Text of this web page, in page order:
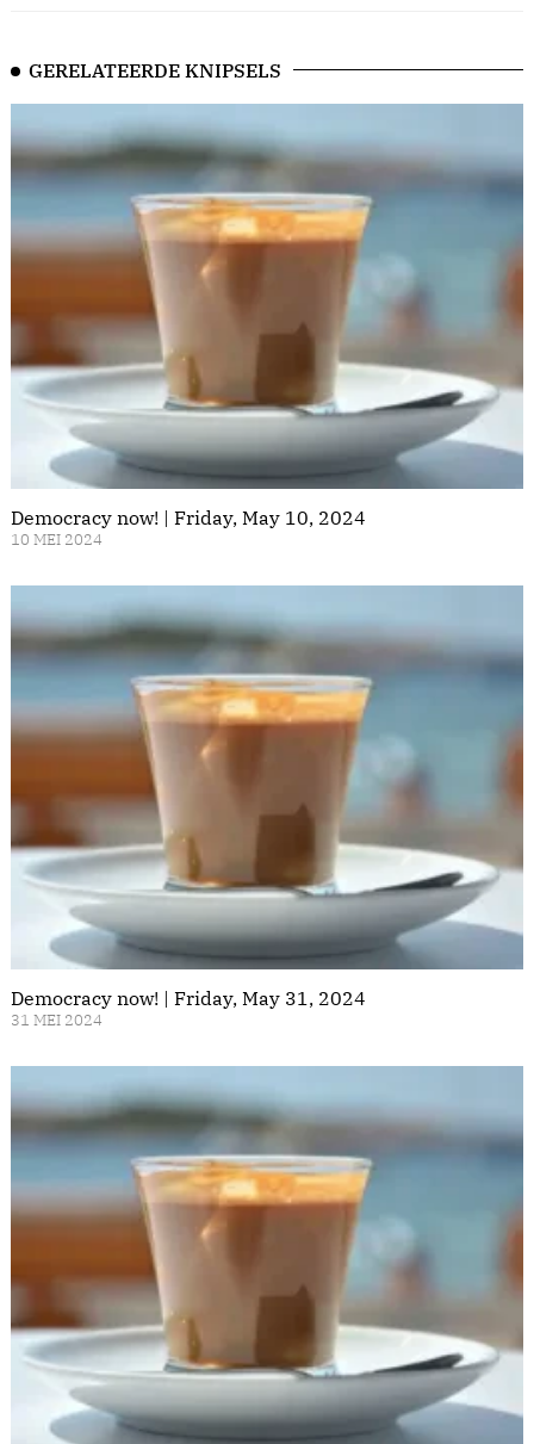
GERELATEERDE KNIPSELS
Democracy now! | Friday, May 10, 2024
10 MEI 2024
Democracy now! | Friday, May 31, 2024
31 MEI 2024